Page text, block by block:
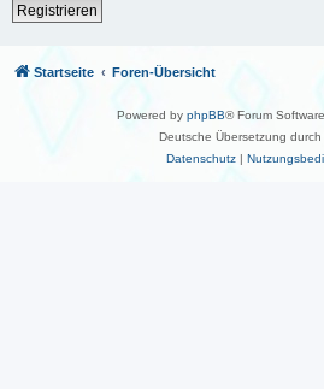
Registrieren
Startseite Foren-Übersicht
Powered by phpBB® Forum
Deutsche Übersetzung durch
Datenschutz|